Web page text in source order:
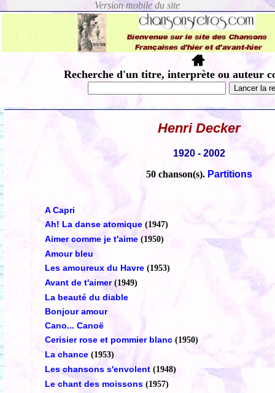
Recherche d'un titre, interprète ou auteur
Henri Decker
1920 - 2002
50 chanson(s). Partitions
A Capri
Ah! La danse atomique (1947)
Aimer comme je t'aime (1950)
Amour bleu
Les amoureux du Havre (1953)
Avant de t'aimer (1949)
La beauté du diable
Bonjour amour
Cano... Canoë
Cerisier rose et pommier blanc (1950)
La chance (1953)
Les chansons s'envolent (1948)
Le chant des moissons (1957)